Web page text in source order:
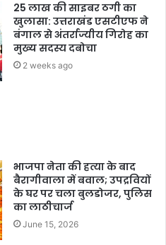
25 लाख की साइबर ठगी का
खुलासा: उत्तराखंड एसटीएफ ने
बंगाल से अंतर्राज्यीय गिरोह का
मुख्य सदस्य दबोचा
2 weeks ago
भाजपा नेता की हत्या के बाद
बैरागीवाला में बवाल; उपद्रवियों
के घर पर चला बुलडोजर, पुलिस
का लाठीचार्ज
June 15, 2026